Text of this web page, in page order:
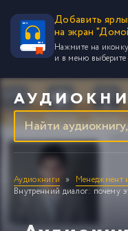
Добавить
на экран
Нажмите на иконку
и в меню выберите
Аудиокниги Менеджмент
Внутренний диалог: почему